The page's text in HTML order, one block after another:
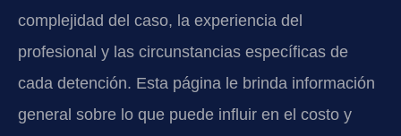
complejidad del caso, la experiencia del
profesional y las circunstancias específicas de
cada detención. Esta página le brinda información
general sobre lo que puede influir en el costo y